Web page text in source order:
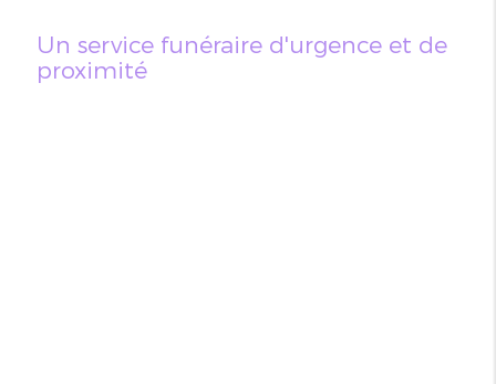
Un service funéraire d'urgence et de
proximité